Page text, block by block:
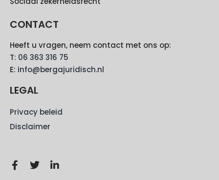
CONTACT
Heeft u vragen, neem contact met ons op:
T: 06 363 316 75
E: info@bergajuridisch.nl
LEGAL
Privacy beleid
Disclaimer